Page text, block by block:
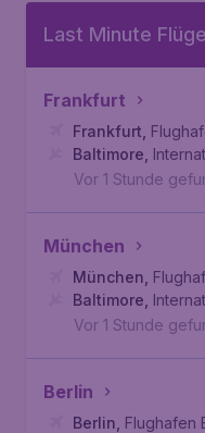
Last Minute
Frankfurt
Frankfurt
Baltimore
Vor 1 Stunde
München
München
Baltimore
Vor 1 Stunde
Berlin
Berlin Flughafen